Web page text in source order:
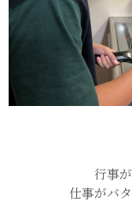
行事
仕事がバ